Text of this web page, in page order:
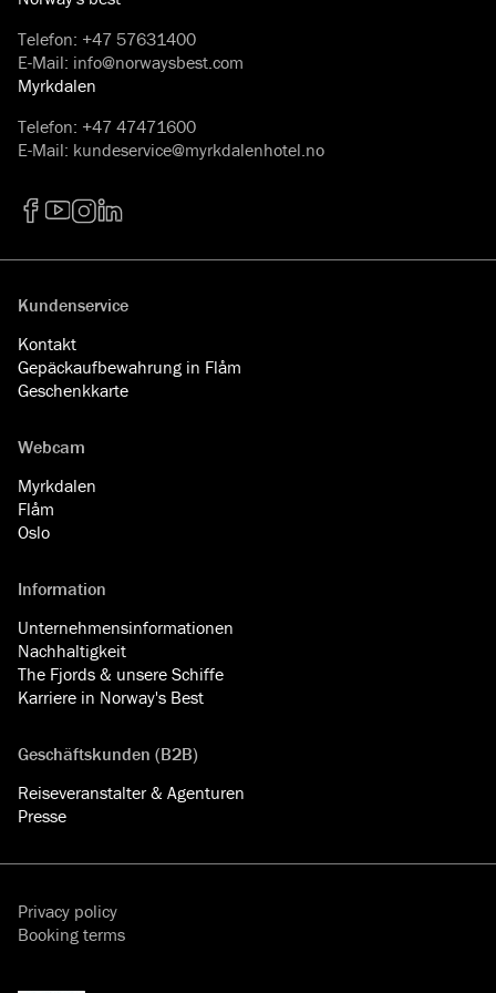
Telefon: +47 57631400
E-Mail: info@norwaysbest.com
Myrkdalen
Telefon: +47 47471600
E-Mail: kundeservice@myrkdalenhotel.no
Kundenservice
Kontakt
Gepäckaufbewahrung in Flåm
Geschenkkarte
Webcam
Myrkdalen
Flåm
Oslo
Information
Unternehmensinformationen
Nachhaltigkeit
The Fjords & unsere Schiffe
Karriere in Norway's Best
Geschäftskunden (B2B)
Reiseveranstalter & Agenturen
Presse
Privacy policy
Booking terms